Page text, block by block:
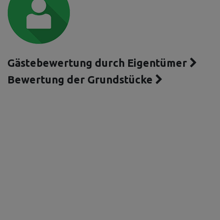
Gästebewertung durch Eigentümer
Bewertung der Grundstücke